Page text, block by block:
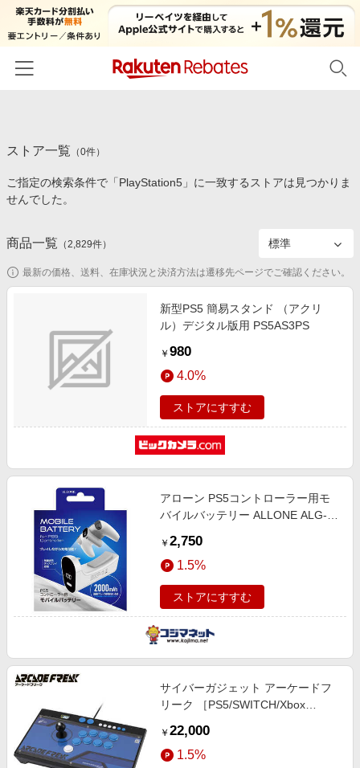
カテゴリー一覧
百貨店・総合ECモール
食品・スイーツ・お酒
コスメ・健康・医薬品
家電・PC・スマホ・カメラ
スポーツ・アウトドア・ゴルフ
旅行・レジャー・ホテル予約
生活・お役立ち
金融・マネー・保険
デジタルコンテンツ
ビジネス・その他サービス
イベント一覧
初回購入者限定特典
対象ストア新規限定特典
楽天ペイ導入ストア
楽天サービス特集
わくわく夏特集
とことん買い物チャレンジ
Apple公式サイト×楽天カード分割払い
Qoo10メガポ
Samsung ボーナスキャンペーン
週末の高還元 夏の長期版
ストア一覧 （0件）
ご指定の検索条件で「PlayStation5」に一致するストアは見つかりま
せんでした。
商品一覧 （2,829件）
最新の価格、送料、在庫状況と決済方法は遷移先ページでご確認ください。
新型PS5 簡易スタンド （アクリ
ル）デジタル版用 PS5AS3PS
￥ 980
4.0%
ストアにすすむ
アローン PS5コントローラー用モ
バイルバッテリー ALLONE ALG-
￥ 2,750
1.5%
ストアにすすむ
サイバーガジェット アーケードフ
リーク ［PS5/SWITCH/Xbox
￥ 22,000
1.5%